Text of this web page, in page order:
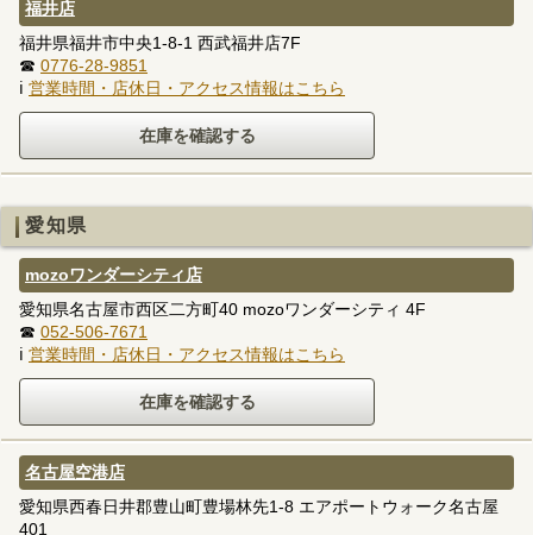
福井店
福井県福井市中央1-8-1 西武福井店7F
☎ 0776-28-9851
ℹ 営業時間・店休日・アクセス情報はこちら
愛知県
mozoワンダーシティ店
愛知県名古屋市西区二方町40 mozoワンダーシティ 4F
☎ 052-506-7671
ℹ 営業時間・店休日・アクセス情報はこちら
名古屋空港店
愛知県西春日井郡豊山町豊場林先1-8 エアポートウォーク名古屋
401